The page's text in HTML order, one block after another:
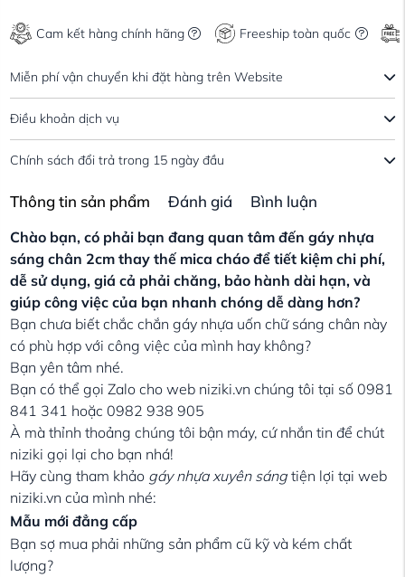
Cam kết hàng chính hãng Freeship toàn quốc
Miễn phí vận chuyển khi đặt hàng trên Website
Điều khoản dịch vụ
Chính sách đổi trả trong 15 ngày đầu
Thông tin sản phẩm Đánh giá Bình luận
Chào bạn, có phải bạn đang quan tâm đến gáy nhựa
sáng chân 2cm thay thế mica cháo để tiết kiệm chi phí,
dễ sử dụng, giá cả phải chăng, bảo hành dài hạn, và
giúp công việc của bạn nhanh chóng dễ dàng hơn?
Bạn chưa biết chắc chắn gáy nhựa uốn chữ sáng chân này
có phù hợp với công việc của mình hay không?
Bạn yên tâm nhé.
Bạn có thể gọi Zalo cho web niziki.vn chúng tôi tại số 0981
841 341 hoặc 0982 938 905
À mà thỉnh thoảng chúng tôi bận máy, cứ nhắn tin để chút
niziki gọi lại cho bạn nhá!
Hãy cùng tham khảo gáy nhựa xuyên sángtiện lợi tại web
niziki.vn của mình nhé:
Mẫu mới đẳng cấp
Bạn sợ mua phải những sản phẩm cũ kỹ và kém chất
lượng?